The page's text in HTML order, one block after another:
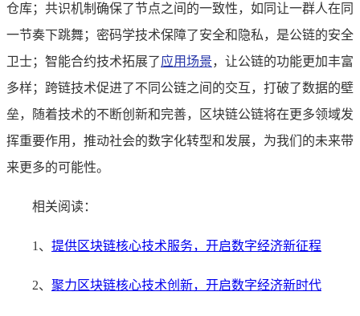
仓库；共识机制确保了节点之间的一致性，如同让一群人在同
一节奏下跳舞；密码学技术保障了安全和隐私，是公链的安全
卫士；智能合约技术拓展了应用场景，让公链的功能更加丰富
多样；跨链技术促进了不同公链之间的交互，打破了数据的壁
垒，随着技术的不断创新和完善，区块链公链将在更多领域发
挥重要作用，推动社会的数字化转型和发展，为我们的未来带
来更多的可能性。
相关阅读：
1、 提供区块链核心技术服务，开启数字经济新征程
2、 聚力区块链核心技术创新，开启数字经济新时代